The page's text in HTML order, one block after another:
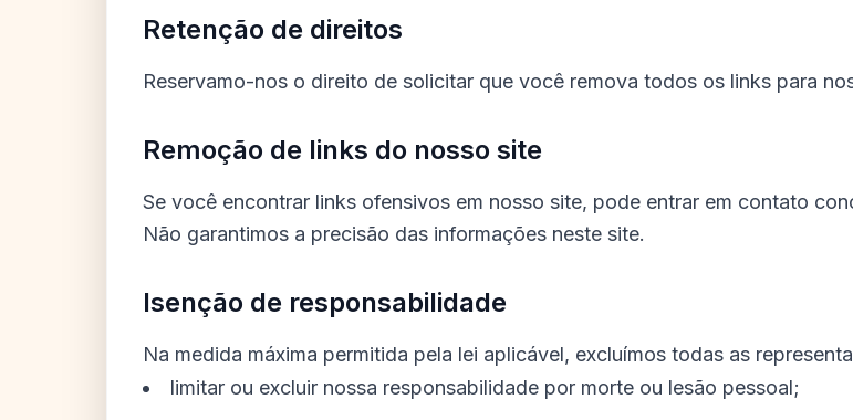
Retenção de direitos
Reservamo-nos o direito de solicitar que você remova todos os links para
Remoção de links do nosso site
Se você encontrar links ofensivos em nosso site, pode entrar em contato
Não garantimos a precisão das informações neste site.
Isenção de responsabilidade
Na medida máxima permitida pela lei aplicável, excluímos todas as
limitar ou excluir nossa responsabilidade por morte ou lesão pessoal;